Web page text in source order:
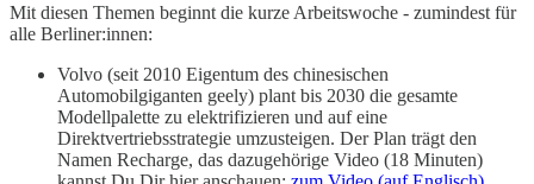
Mit diesen Themen beginnt die kurze Arbeitswoche - zumindest für
alle Berliner:innen:
Volvo (seit 2010 Eigentum des chinesischen
Automobilgiganten geely) plant bis 2030 die gesamte
Modellpalette zu elektrifizieren und auf eine
Direktvertriebsstrategie umzusteigen. Der Plan trägt den
Namen Recharge, das dazugehörige Video (18 Minuten)